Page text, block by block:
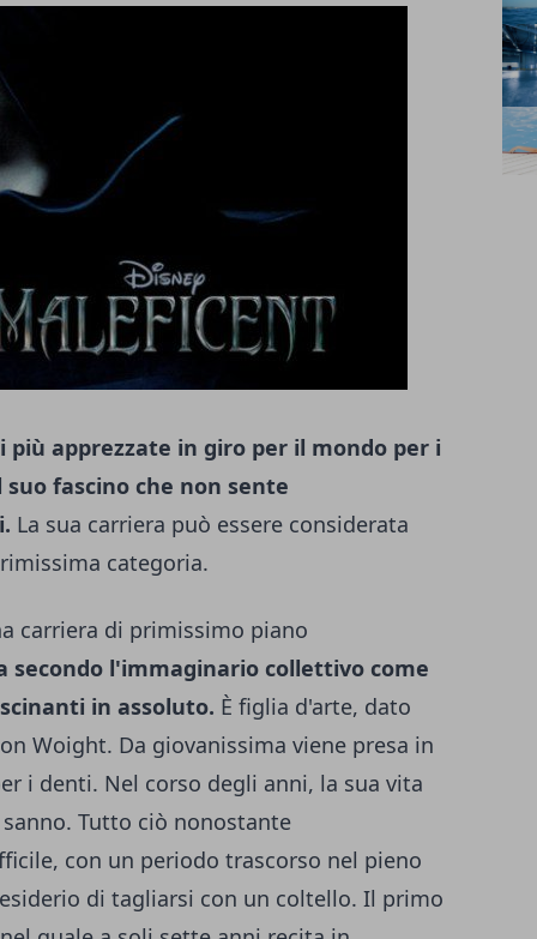
apprezzate in giro per il mondo per i
fascino che non sente
La sua carriera può essere considerata
categoria.
carriera di primissimo piano
secondo l'immaginario collettivo come
in assoluto. È figlia d'arte, dato
Woight. Da giovanissima viene presa in
i denti. Nel corso degli anni, la sua vita
Tutto ciò nonostante
con un periodo trascorso nel pieno
di tagliarsi con un coltello. Il primo